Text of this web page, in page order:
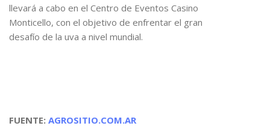
llevará a cabo en el Centro de Eventos Casino
Monticello, con el objetivo de enfrentar el gran
desafío de la uva a nivel mundial.
FUENTE: AGROSITIO.COM.AR